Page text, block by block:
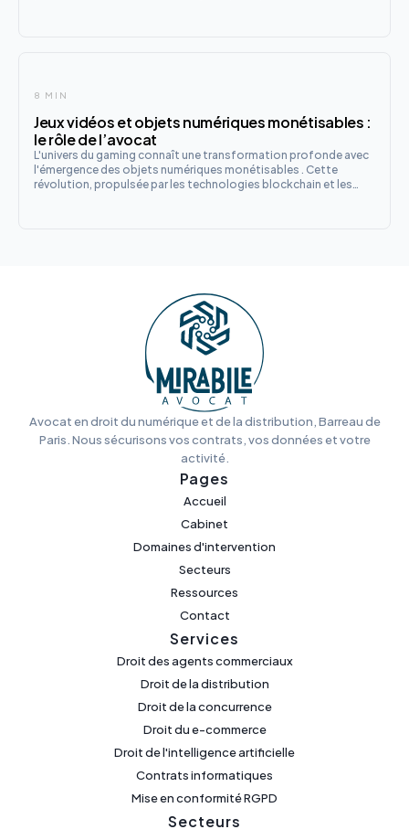
8 MIN
Jeux vidéos et objets numériques monétisables :
le rôle de l’avocat
L'univers du gaming connaît une transformation profonde avec
l'émergence des objets numériques monétisables . Cette
révolution, propulsée par les technologies blockchain et les
Avocat en droit du numérique et de la distribution, Barreau de
Paris. Nous sécurisons vos contrats, vos données et votre
activité.
Pages
Accueil
Cabinet
Domaines d'intervention
Secteurs
Ressources
Contact
Services
Droit des agents commerciaux
Droit de la distribution
Droit de la concurrence
Droit du e-commerce
Droit de l'intelligence artificielle
Contrats informatiques
Mise en conformité RGPD
Secteurs